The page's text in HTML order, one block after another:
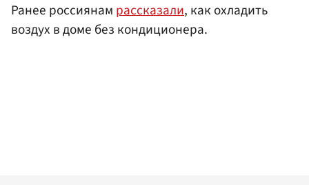
Ранее россиянам рассказали, как охладить
воздух в доме без кондиционера.